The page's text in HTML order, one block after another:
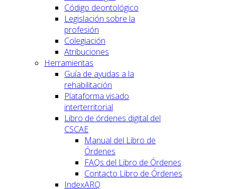
Código deontológico
Legislación sobre la
profesión
Colegiación
Atribuciones
Herramientas
Guía de ayudas a la
rehabilitación
Plataforma visado
interterritorial
Libro de órdenes digital del
CSCAE
Manual del Libro de
Órdenes
FAQs del Libro de Órdenes
Contacto Libro de Órdenes
IndexARQ